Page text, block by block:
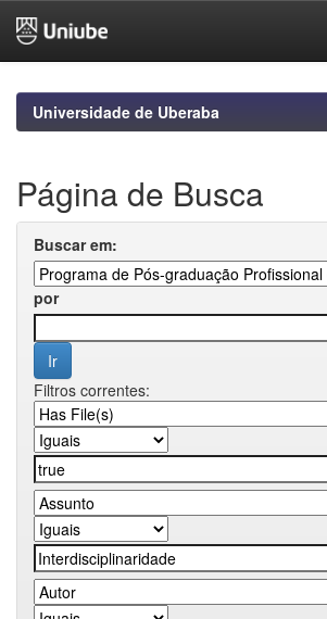
navigationUniversidade de Uberaba
Página de Busca
Buscar em:
por
Filtros correntes: